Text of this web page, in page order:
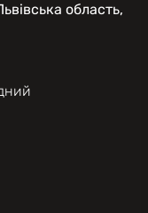
область,